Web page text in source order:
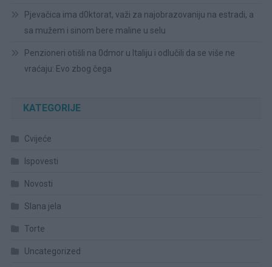
Pjevačica ima d0ktorat, važi za najobrazovaniju na estradi, a
sa mužem i sinom bere maline u selu
Penzioneri otišli na 0dmor u Italiju i odlučili da se više ne
vraćaju: Evo zbog čega
KATEGORIJE
Cvijeće
Ispovesti
Novosti
Slana jela
Torte
Uncategorized